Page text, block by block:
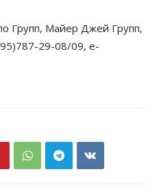
Групп, Майер Джей Групп,
29-08/09, e-